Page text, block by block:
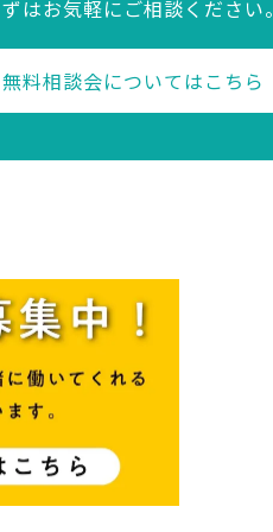
はお気軽にご相談ください。
無料相談会についてはこちら